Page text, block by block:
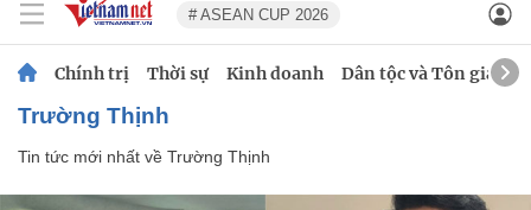
# ASEAN CUP 2026
Chính trị Thời sự Kinh doanh Dân tộc và Tôn giáo
Trường Thịnh
Tin tức mới nhất về Trường Thịnh